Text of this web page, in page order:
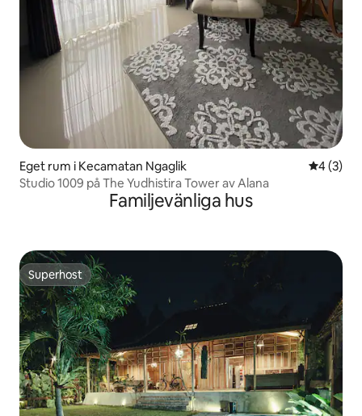
Eget rum i Kecamatan Ngaglik 4 av 5 i
4 (3)
Studio 1009 på The Yudhistira Tower av Alana
Familjevänliga hus
Superhost
Superhost